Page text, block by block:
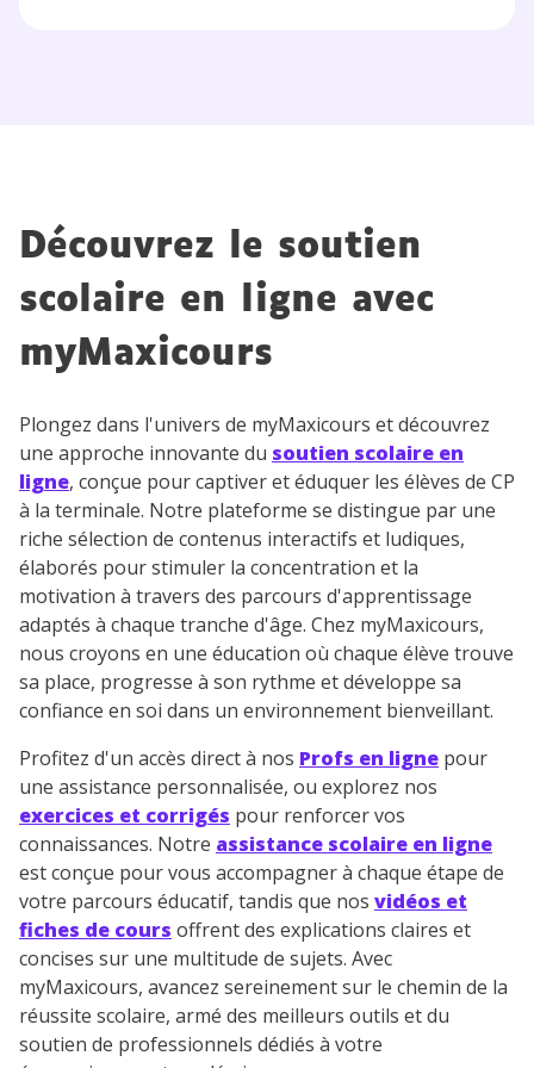
Découvrez le soutien
scolaire en ligne avec
myMaxicours
Plongez dans l'univers de myMaxicours et découvrez
une approche innovante du soutien scolaire en
ligne, conçue pour captiver et éduquer les élèves de CP
à la terminale. Notre plateforme se distingue par une
riche sélection de contenus interactifs et ludiques,
élaborés pour stimuler la concentration et la
motivation à travers des parcours d'apprentissage
adaptés à chaque tranche d'âge. Chez myMaxicours,
nous croyons en une éducation où chaque élève trouve
sa place, progresse à son rythme et développe sa
confiance en soi dans un environnement bienveillant.
Profitez d'un accès direct à nos Profs en ligne pour
une assistance personnalisée, ou explorez nos
exercices et corrigés pour renforcer vos
connaissances. Notre assistance scolaire en ligne
est conçue pour vous accompagner à chaque étape de
votre parcours éducatif, tandis que nos vidéos et
fiches de cours offrent des explications claires et
concises sur une multitude de sujets. Avec
myMaxicours, avancez sereinement sur le chemin de la
réussite scolaire, armé des meilleurs outils et du
soutien de professionnels dédiés à votre